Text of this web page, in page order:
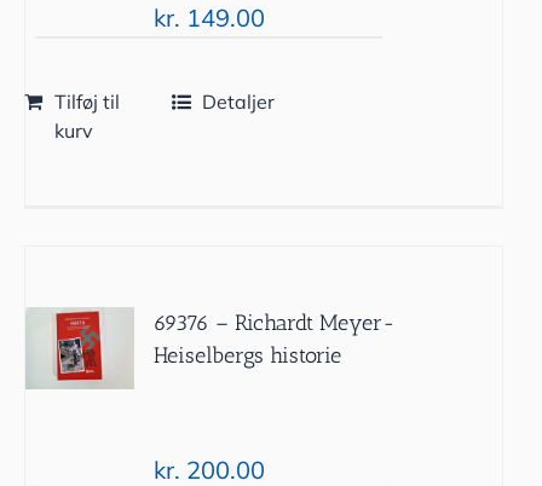
kr. 149.00
Tilføj til
kurv
Detaljer
69376 – Richardt Meyer-
Heiselbergs historie
kr. 200.00